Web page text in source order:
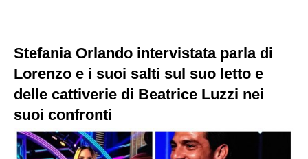
Stefania Orlando intervistata parla di
Lorenzo e i suoi salti sul suo letto e
delle cattiverie di Beatrice Luzzi nei
suoi confronti